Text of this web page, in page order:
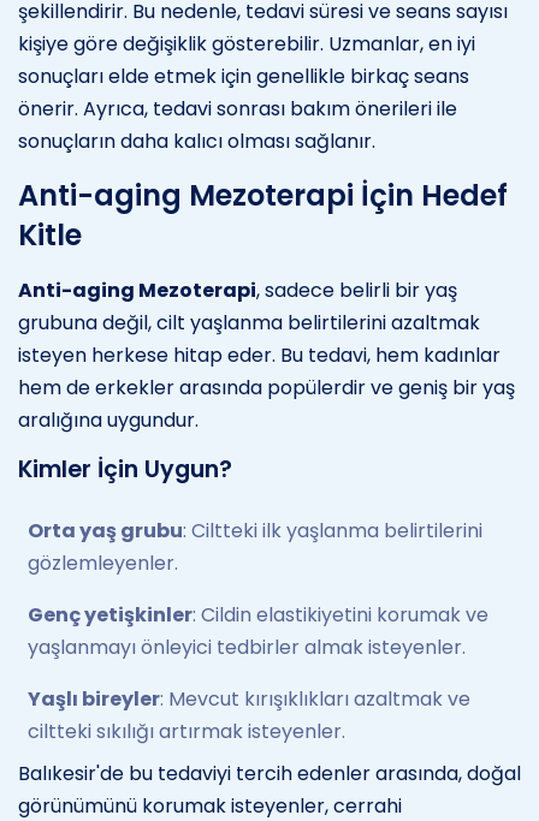
şekillendirir. Bu nedenle, tedavi süresi ve seans sayısı
kişiye göre değişiklik gösterebilir. Uzmanlar, en iyi
sonuçları elde etmek için genellikle birkaç seans
önerir. Ayrıca, tedavi sonrası bakım önerileri ile
sonuçların daha kalıcı olması sağlanır.
Anti-aging Mezoterapi İçin Hedef
Kitle
Anti-aging Mezoterapi, sadece belirli bir yaş
grubuna değil, cilt yaşlanma belirtilerini azaltmak
isteyen herkese hitap eder. Bu tedavi, hem kadınlar
hem de erkekler arasında popülerdir ve geniş bir yaş
aralığına uygundur.
Kimler İçin Uygun?
Orta yaş grubu: Ciltteki ilk yaşlanma belirtilerini
gözlemleyenler.
Genç yetişkinler: Cildin elastikiyetini korumak ve
yaşlanmayı önleyici tedbirler almak isteyenler.
Yaşlı bireyler: Mevcut kırışıklıkları azaltmak ve
ciltteki sıkılığı artırmak isteyenler.
Balıkesir'de bu tedaviyi tercih edenler arasında, doğal
görünümünü korumak isteyenler, cerrahi